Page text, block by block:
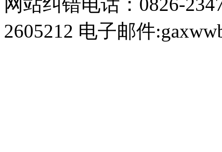
2605212 电子邮件